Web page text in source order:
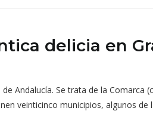
delicia en
Andalucía. Se trata de la Comarca
veinticinco municipios, algunos de